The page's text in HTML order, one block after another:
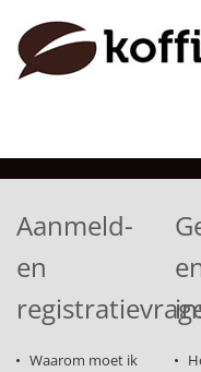
Aanmeld-
en
Waarom moet ik